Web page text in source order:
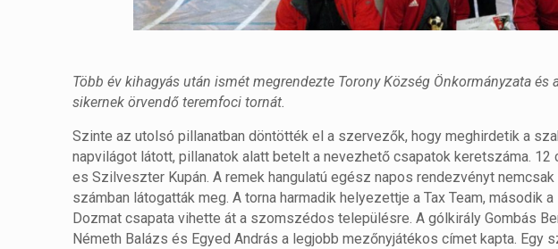
Több év kihagyás után ismét megrendezte Torony Község Önkormányzata
sikernek örvendő teremfoci tornát.
Szinte az utolsó pillanatban döntötték el a szervezők, hogy meghirdetik a
napvilágot látott, pillanatok alatt betelt a nevezhető csapatok keretszáma.
es Szilveszter Kupán. A remek hangulatú egész napos rendezvényt
számban látogatták meg. A torna harmadik helyezettje a Tax Team, második
Dozmat csapata vihette át a szomszédos településre. A gólkirály Gombás
Németh Balázs és Egyed András a legjobb mezőnyjátékos címet kapta. Egy